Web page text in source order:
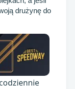
drużynę do